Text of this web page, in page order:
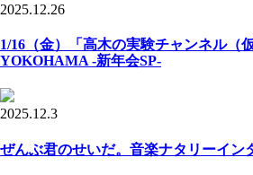
2025.12.26
1/16（金）「高木の実験チャンネル（
YOKOHAMA -新年会SP-
2025.12.3
ぜんぶ君のせいだ。音楽ナタリーイン